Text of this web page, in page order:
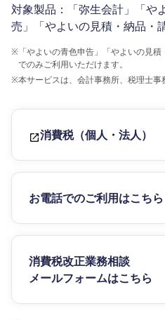
対象製品：「弥生会計」「や
売」「やよいの見積・納品・
※ 「やよいの青色申告」「やよいの見
でのみご利用いただけます。
※本サービスは、会計事務所、税理士事
消費税（個人・法人）
お電話でのご利用はこちら
消費税改正業務相談
メールフォームはこちら